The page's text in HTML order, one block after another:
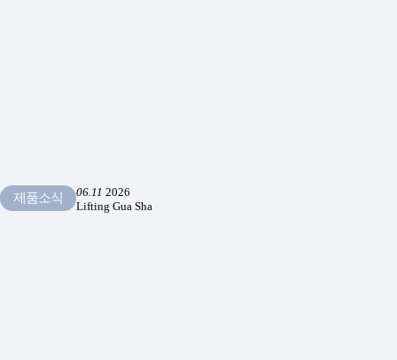
제품소식 06.11 2026
Lifting Gua Sha